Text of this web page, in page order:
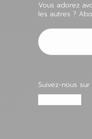
Vous adorez
les autres ?
Suivez-nous